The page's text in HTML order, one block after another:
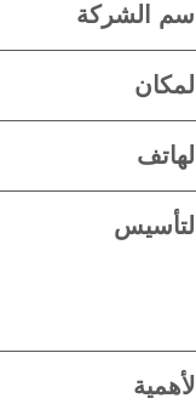
اسم الشركة
المكان
الهاتف
التأسيس
الأهمية